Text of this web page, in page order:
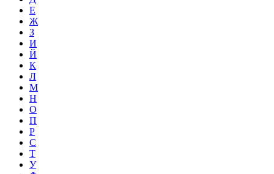
Е
Ж
З
И
Й
К
Л
М
Н
О
П
Р
С
Т
У